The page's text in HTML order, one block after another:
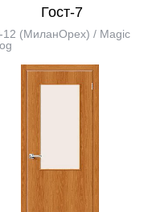
Гост-7
12 (МиланОрех) / Magic